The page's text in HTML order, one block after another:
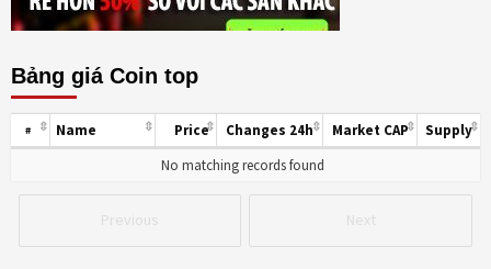
Bảng giá Coin top
Previous Next
# Name Price Changes 24h Market CAP
Supply
No matching records found